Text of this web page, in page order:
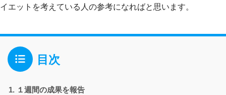
イエットを考えている人の参考になればと思います。
目次
１週間の成果を報告